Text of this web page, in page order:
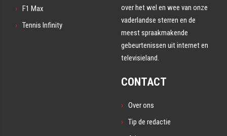
F1 Max
Tennis Infinity
over het wel en wee van onze
vaderlandse sterren en de
meest spraakmakende
gebeurtenissen uit internet en
televisieland.
CONTACT
Over ons
Tip de redactie